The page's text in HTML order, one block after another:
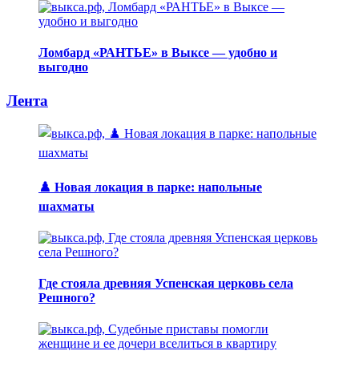
Ломбард «РАНТЬЕ» в Выксе — удобно и
выгодно
Лента
♟️ Новая локация в парке: напольные
шахматы
Где стояла древняя Успенская церковь села
Решного?